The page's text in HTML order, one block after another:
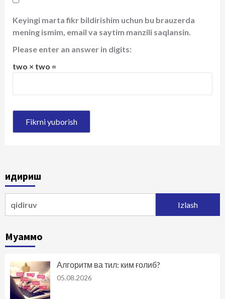
Keyingi marta fikr bildirishim uchun bu brauzerda
mening ismim, email va saytim manzili saqlansin.
Please enter an answer in digits:
two × two =
Қидириш
Муаммо
Алгоритм ва тил: ким ғолиб?
05.08.2026